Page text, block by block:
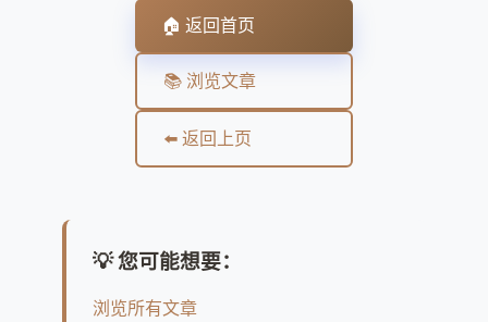
🏠 返回首页
📚 浏览文章
⬅️ 返回上页
💡 您可能想要：
浏览所有文章